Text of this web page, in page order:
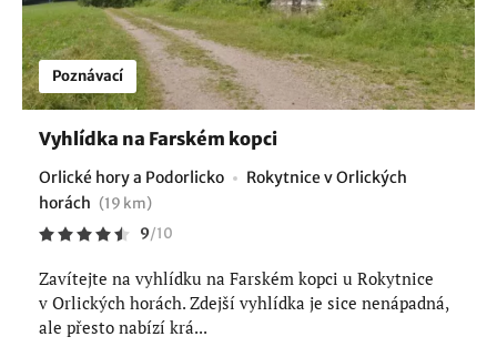
Poznávací
Vyhlídka na Farském kopci
Orlické hory a Podorlicko
Rokytnice v Orlických
horách (19 km)
9/10
Zavítejte na vyhlídku na Farském kopci u Rokytnice
v Orlických horách. Zdejší vyhlídka je sice nenápadná,
ale přesto nabízí krá...